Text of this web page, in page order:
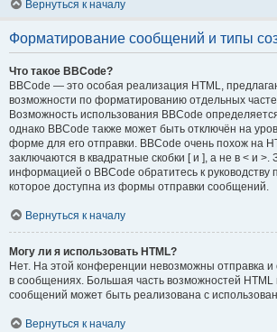
Вернуться к началу
Форматирование сообщений и типы
Что такое BBCode?
BBCode — это особая реализация HTML,
возможности по форматированию отдельных
Возможность использования BBCode
однако BBCode также может быть отключён на
форме для его отправки. BBCode очень похож на
заключаются в квадратные скобки [ и ], а не в < и >.
информацией о BBCode обратитесь к руководству
которое доступна из формы отправки сообщений.
Вернуться к началу
Могу ли я использовать HTML?
Нет. На этой конференции невозможны отправка и
в сообщениях. Большая часть возможностей
сообщений может быть реализована с
Вернуться к началу